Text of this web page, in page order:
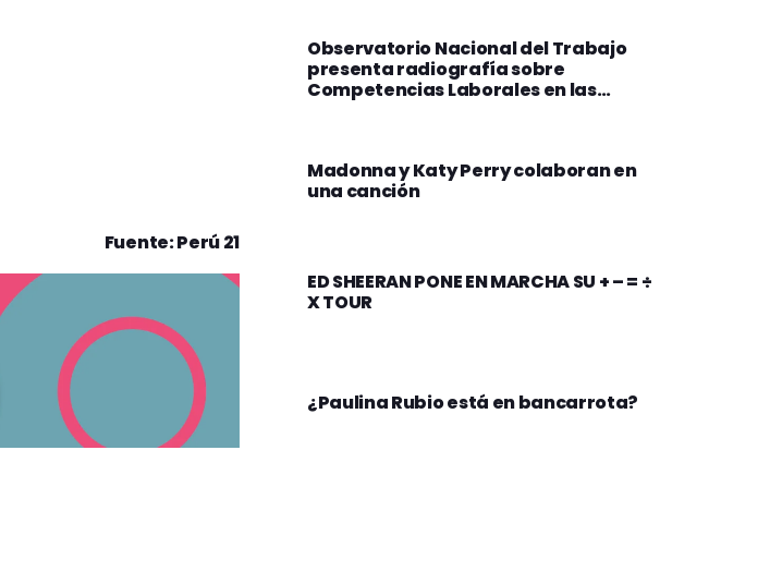
Fuente: Perú 21
Observatorio Nacional del Trabajo
presenta radiografía sobre
Competencias Laborales en las
Madonna y Katy Perry colaboran en
una canción
ED SHEERAN PONE EN MARCHA SU + – = ÷
X TOUR
¿Paulina Rubio está en bancarrota?